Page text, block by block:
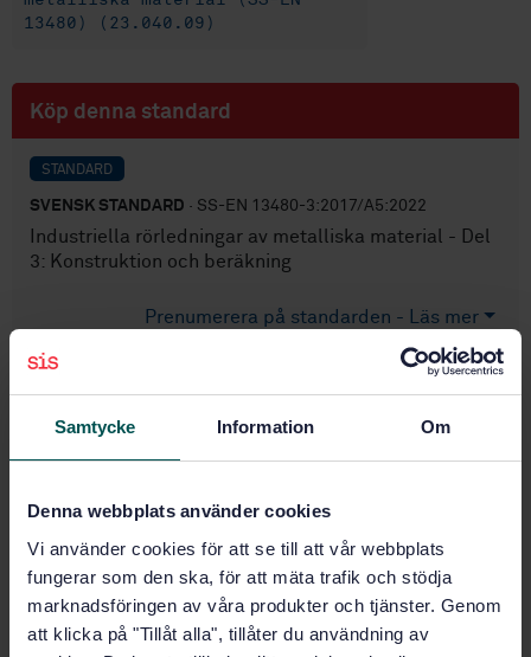
Samtycke Information Om
Denna webbplats använder cookies
Vi använder cookies för att se till att vår webbplats
fungerar som den ska, för att mäta trafik och stödja
marknadsföringen av våra produkter och tjänster. Genom
att klicka på "Tillåt alla", tillåter du användning av
13480) (23.040.09)
Köp denna standard
STANDARD
SVENSK STANDARD · SS-EN 13480-3:2017/A5:2022
Industriella rörledningar av metalliska material - Del
3: Konstruktion och beräkning
Prenumerera på standarden - Läs mer
Pris:1 097 SEK
PDF
Språk: Engelska
Framtagen av:
Konstruktion, tillverkning